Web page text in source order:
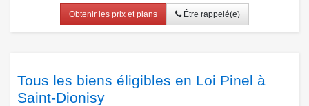
Obtenir les prix et plans Être rappelé(e)
Tous les biens éligibles en Loi Pinel à
Saint-Dionisy